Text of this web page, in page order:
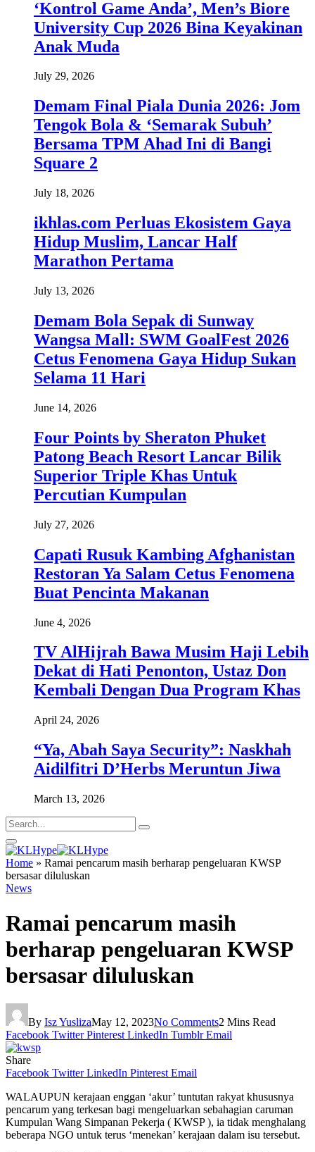
‘Kontrol Game Anda’, Men’s Biore
University Cup 2026 Bina Keyakinan
Anak Muda
July 29, 2026
Demam Final Piala Dunia 2026: Jom
Tengok Bola & ‘Semarak Subuh’
Bersama TPM Ahad Ini di Bangi
Square 2
July 18, 2026
ikhlas.com Perluas Ekosistem Gaya
Hidup Muslim, Lancar Half
Marathon Pertama
July 13, 2026
Demam Bola Sepak di Sunway
Wangsa Mall: SWM GoalFest 2026
Cetus Fenomena Gaya Hidup Sukan
Selama 11 Hari
June 14, 2026
Four Points by Sheraton Phuket
Patong Beach Resort Lancar Bilik
Superior Triple Khas Untuk
Percutian Kumpulan
July 27, 2026
Capati Rusuk Kambing Afghanistan
Restoran Ya Salam Cetus Fenomena
Buat Pencinta Makanan
June 4, 2026
TV AlHijrah Bawa Musim Haji Lebih
Dekat di Hati Penonton, Ustaz Don
Kembali Dengan Dua Program Khas
April 24, 2026
“Ya, Abah Saya Security”: Naskhah
Aidilfitri D’Herbs Meruntun Jiwa
March 13, 2026
Home » Ramai pencarum masih berharap pengeluaran KWSP
bersasar diluluskan
News
Ramai pencarum masih
berharap pengeluaran KWSP
bersasar diluluskan
By Isz YuslizaMay 12, 2023No Comments2 Mins Read
Facebook Twitter Pinterest LinkedIn Tumblr Email
Share
Facebook Twitter LinkedIn Pinterest Email
WALAUPUN kerajaan enggan ‘akur’ tuntutan rakyat khususnya
pencarum yang terkesan bagi mengeluarkan sebahagian caruman
Kumpulan Wang Simpanan Pekerja ( KWSP ), ia tidak menghalang
beberapa NGO untuk terus ‘menekan’ kerajaan dalam isu tersebut.